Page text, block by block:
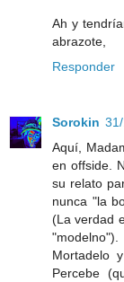
Ah y
abrazote,
Responder
Sorokin 31/
Aquí,
en offside.
su relato
nunca "la
(La verdad
Mortadelo
Percebe